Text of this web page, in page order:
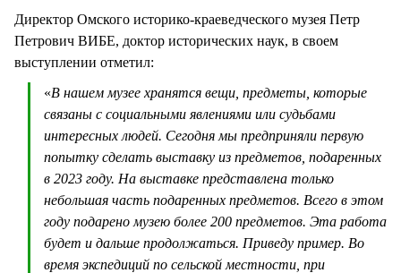
Директор Омского историко-краеведческого музея Петр
Петрович ВИБЕ, доктор исторических наук, в своем
выступлении отметил:
«В нашем музее хранятся вещи, предметы, которые
связаны с социальными явлениями или судьбами
интересных людей. Сегодня мы предприняли первую
попытку сделать выставку из предметов, подаренных
в 2023 году. На выставке представлена только
небольшая часть подаренных предметов. Всего в этом
году подарено музею более 200 предметов. Эта работа
будет и дальше продолжаться. Приведу пример. Во
время экспедиций по сельской местности, при